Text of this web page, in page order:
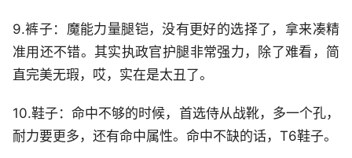
9.裤子：魔能力量腿铠，没有更好的选择了，拿来凑精
准用还不错。其实执政官护腿非常强力，除了难看，简
直完美无瑕，哎，实在是太丑了。
10.鞋子：命中不够的时候，首选侍从战靴，多一个孔，
耐力要更多，还有命中属性。命中不缺的话，T6鞋子。